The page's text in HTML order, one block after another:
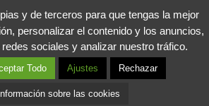
hobbies…
susexo, en quélugarlo
y de terceros para que tengas la mejor
personalizar el contenido y los anuncios,
sociales y analizar nuestro tráfico.
Todo Ajustes Rechazar
sobre las cookies